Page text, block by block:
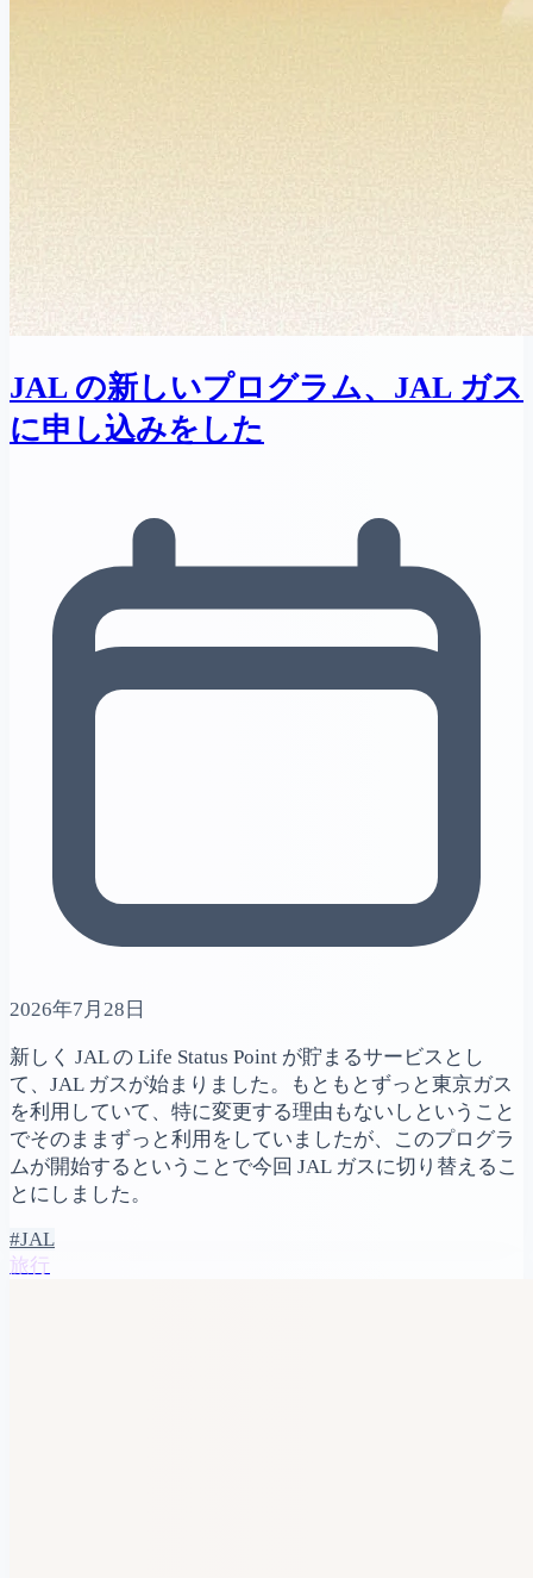
JAL の新しいプログラム、JAL ガス
に申し込みをした
2026年7月28日
新しく JAL の Life Status Point が貯まるサービスとし
て、JAL ガスが始まりました。もともとずっと東京ガス
を利用していて、特に変更する理由もないしということ
でそのままずっと利用をしていましたが、このプログラ
ムが開始するということで今回 JAL ガスに切り替えるこ
とにしました。
#JAL
旅行